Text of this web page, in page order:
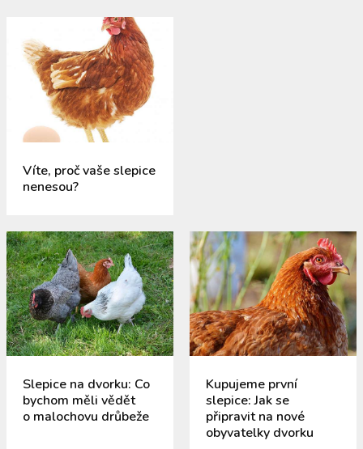
Víte, proč vaše slepice
nenesou?
Slepice na dvorku: Co
bychom měli vědět
o malochovu drůbeže
Kupujeme první
slepice: Jak se
připravit na nové
obyvatelky dvorku